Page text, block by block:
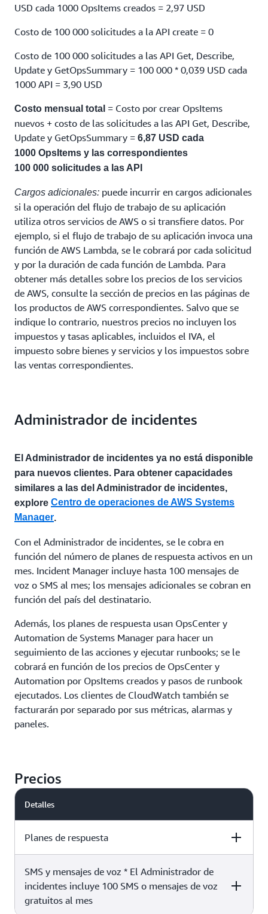
USD cada 1000 OpsItems creados = 2,97 USD
Costo de 100 000 solicitudes a la API create = 0
Costo de 100 000 solicitudes a las API Get, Describe,
Update y GetOpsSummary = 100 000 * 0,039 USD cada
1000 API = 3,90 USD
Costo mensual total = Costo por crear OpsItems
nuevos + costo de las solicitudes a las API Get, Describe,
Update y GetOpsSummary = 6,87 USD cada
1000 OpsItems y las correspondientes
100 000 solicitudes a las API
Cargos adicionales: puede incurrir en cargos adicionales
si la operación del flujo de trabajo de su aplicación
utiliza otros servicios de AWS o si transfiere datos. Por
ejemplo, si el flujo de trabajo de su aplicación invoca una
función de AWS Lambda, se le cobrará por cada solicitud
y por la duración de cada función de Lambda. Para
obtener más detalles sobre los precios de los servicios
de AWS, consulte la sección de precios en las páginas de
los productos de AWS correspondientes. Salvo que se
indique lo contrario, nuestros precios no incluyen los
impuestos y tasas aplicables, incluidos el IVA, el
impuesto sobre bienes y servicios y los impuestos sobre
las ventas correspondientes.
Administrador de incidentes
El Administrador de incidentes ya no está disponible
para nuevos clientes. Para obtener capacidades
similares a las del Administrador de incidentes,
explore Centro de operaciones de AWS Systems
Manager.
Con el Administrador de incidentes, se le cobra en
función del número de planes de respuesta activos en un
mes. Incident Manager incluye hasta 100 mensajes de
voz o SMS al mes; los mensajes adicionales se cobran en
función del país del destinatario.
Además, los planes de respuesta usan OpsCenter y
Automation de Systems Manager para hacer un
seguimiento de las acciones y ejecutar runbooks; se le
cobrará en función de los precios de OpsCenter y
Automation por OpsItems creados y pasos de runbook
ejecutados. Los clientes de CloudWatch también se
facturarán por separado por sus métricas, alarmas y
paneles.
Precios
Detalles
Planes de respuesta
Precios
7 USD por plan de respuesta al mes
SMS y mensajes de voz * El Administrador de
incidentes incluye 100 SMS o mensajes de voz
gratuitos al mes